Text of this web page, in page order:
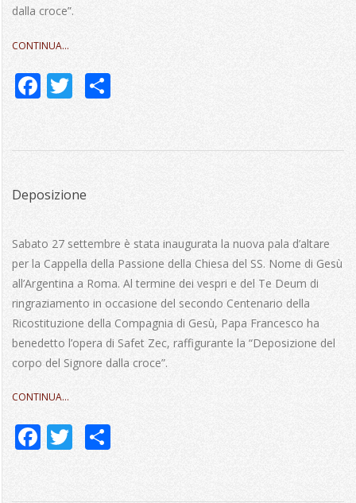
dalla croce”.
CONTINUA…
Facebook
Twitter
Deposizione
29
Sabato 27 settembre è stata inaugurata la nuova pala d’altare
per la Cappella della Passione della Chiesa del SS. Nome di Gesù
all’Argentina a Roma. Al termine dei vespri e del Te Deum di
ringraziamento in occasione del secondo Centenario della
Ricostituzione della Compagnia di Gesù, Papa Francesco ha
benedetto l’opera di Safet Zec, raffigurante la “Deposizione del
corpo del Signore dalla croce”.
CONTINUA…
Facebook
Twitter